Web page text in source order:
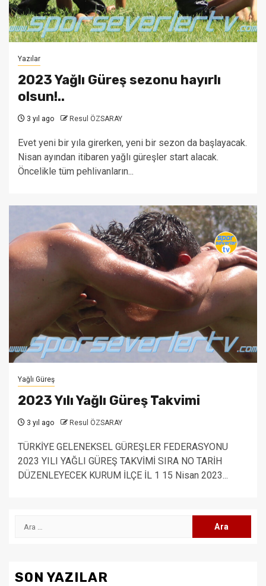
Yazılar
2023 Yağlı Güreş sezonu hayırlı
olsun!..
3 yıl ago Resul ÖZSARAY
Evet yeni bir yıla girerken, yeni bir sezon da başlayacak.
Nisan ayından itibaren yağlı güreşler start alacak.
Öncelikle tüm pehlivanların...
Yağlı Güreş
2023 Yılı Yağlı Güreş Takvimi
3 yıl ago Resul ÖZSARAY
TÜRKİYE GELENEKSEL GÜREŞLER FEDERASYONU
2023 YILI YAĞLI GÜREŞ TAKVİMİ SIRA NO TARİH
DÜZENLEYECEK KURUM İLÇE İL 1 15 Nisan 2023...
Arama:
SON YAZILAR